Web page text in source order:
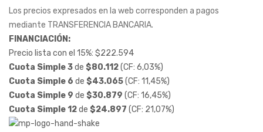
Los precios expresados en la web corresponden a pagos
mediante TRANSFERENCIA BANCARIA.
FINANCIACIÓN:
Precio lista con el 15%: $222.594
Cuota Simple 3de $80.112(CF: 6,03%)
Cuota Simple 6 de $43.065(CF: 11,45%)
Cuota Simple 9 de $30.879 (CF: 16,45%)
Cuota Simple 12de $24.897 (CF: 21,07%)